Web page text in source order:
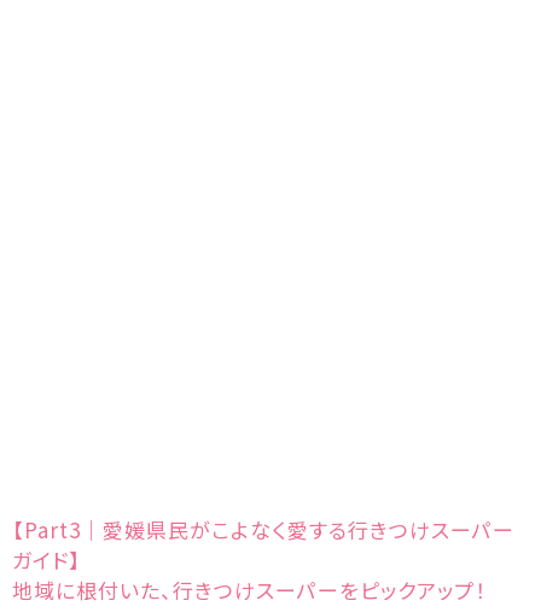
【Part3｜愛媛県民がこよなく愛する行きつけスーパー
ガイド】
地域に根付いた、行きつけスーパーをピックアップ！